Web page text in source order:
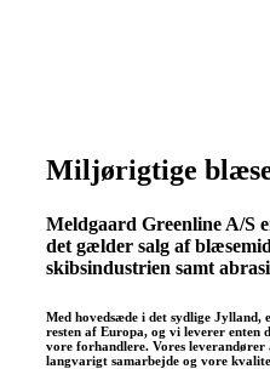
Miljørigtige
Meldgaard Greenline A/S
det gælder salg af
skibsindustrien samt
Med hovedsæde i det sydlige
resten af Europa, og vi leverer enten
vore forhandlere. Vores
langvarigt samarbejde og vore